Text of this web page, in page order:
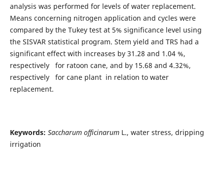
analysis was performed for levels of water replacement.
Means concerning nitrogen application and cycles were
compared by the Tukey test at 5% significance level using
the SISVAR statistical program. Stem yield and TRS had a
significant effect with increases by 31.28 and 1.04 %,
respectively for ratoon cane, and by 15.68 and 4.32%,
respectively for cane plant in relation to water
replacement.
Keywords: Saccharum officinarumL., water stress, dripping
irrigation